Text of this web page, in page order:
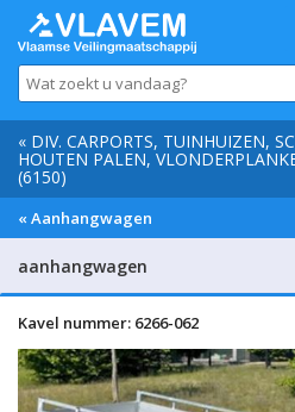
« DIV. CARPORTS, TUINHUIZEN,
HOUTEN PALEN,
(6150)
« Aanhangwagen
aanhangwagen
Kavel nummer: 6266-062